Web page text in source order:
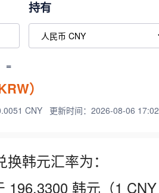
持有
=
）
CNY 更新时间：2026-08-06
韩元汇率为：
196.3300 韩元（1